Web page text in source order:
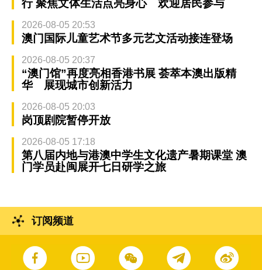
行 聚焦文体生活点亮身心 欢迎居民参与
2026-08-05 20:53
澳门国际儿童艺术节多元艺文活动接连登场
2026-08-05 20:37
“澳门馆”再度亮相香港书展 荟萃本澳出版精
华 展现城市创新活力
2026-08-05 20:03
岗顶剧院暂停开放
2026-08-05 17:18
第八届内地与港澳中学生文化遗产暑期课堂 澳
门学员赴闽展开七日研学之旅
订阅频道